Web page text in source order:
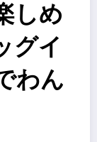
しめ
グイ
わん